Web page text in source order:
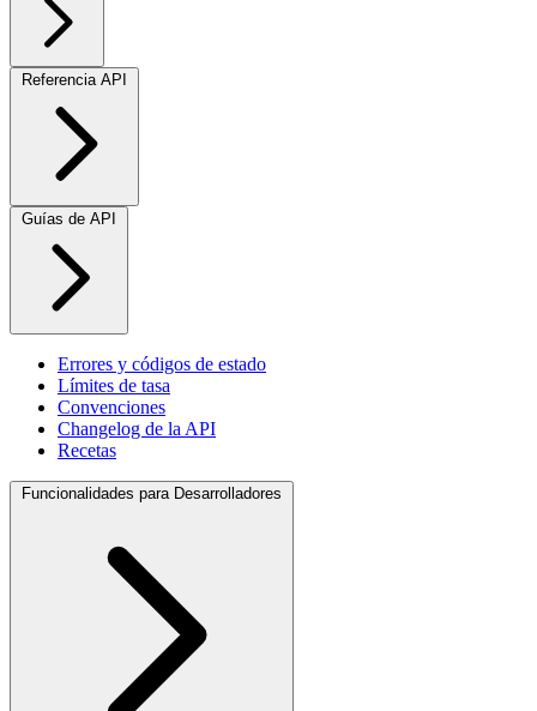
Referencia API
Guías de API
Errores y códigos de estado
Límites de tasa
Convenciones
Changelog de la API
Recetas
Funcionalidades para Desarrolladores